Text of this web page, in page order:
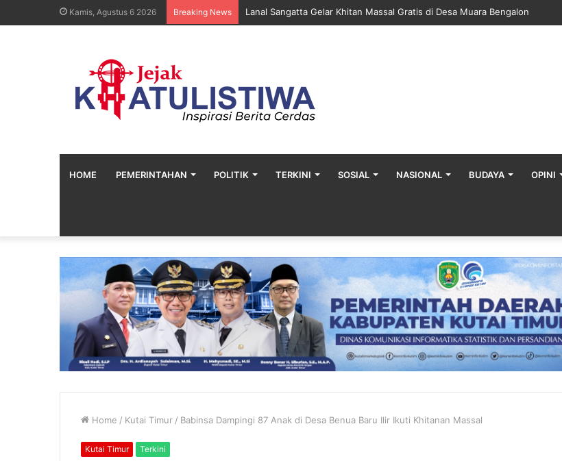
Kamis, Agustus 6 2026 Breaking News Lanal Sangatta Gelar Khitan Massal Gratis di Desa Muara Bengalon
HOME PEMERINTAHAN POLITIK TERKINI SOSIAL NASIONAL BUDAYA OPINI
Home / Kutai Timur / Babinsa Dampingi 87 Anak di Desa Benua Baru Ilir Ikuti Khitanan Massal
Kutai Timur Terkini